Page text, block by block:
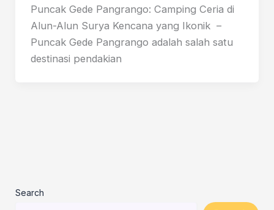
Puncak Gede Pangrango: Camping Ceria di
Alun-Alun Surya Kencana yang Ikonik –
Puncak Gede Pangrango adalah salah satu
destinasi pendakian
Search